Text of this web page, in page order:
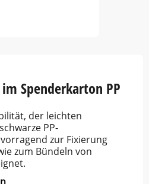
Spenderkarton PP
der leichten
PP-
zur Fixierung
zum Bündeln von